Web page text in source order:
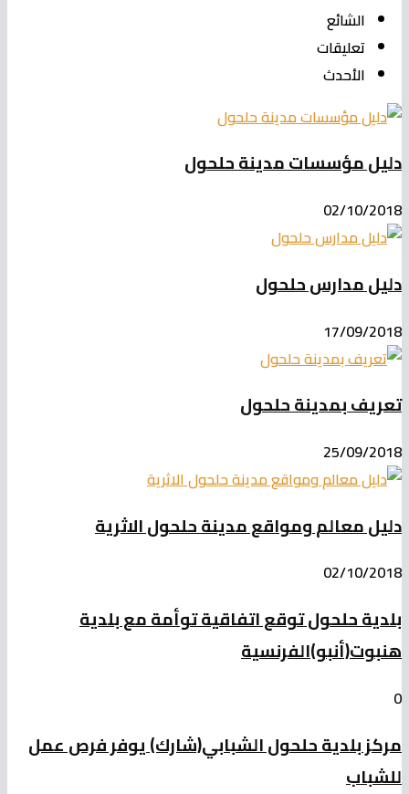
الشائع
تعليقات
الأحدث
دليل مؤسسات مدينة حلحول
02/10/2018
دليل مدارس حلحول
17/09/2018
تعريف بمدينة حلحول
25/09/2018
دليل معالم ومواقع مدينة حلحول الاثرية
02/10/2018
بلدية حلحول توقع اتفاقية توأمة مع بلدية
هنبوت(أنبو)الفرنسية
0
مركز بلدية حلحول الشبابي(شارك) يوفر فرص عمل
للشباب